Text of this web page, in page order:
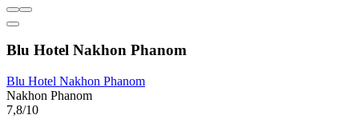
Blu Hotel Nakhon Phanom
Blu Hotel Nakhon Phanom
Nakhon Phanom
7,8/10